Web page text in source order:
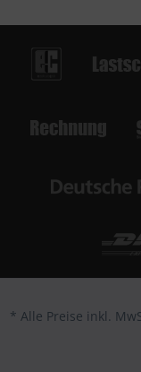
* Alle Preise inkl.